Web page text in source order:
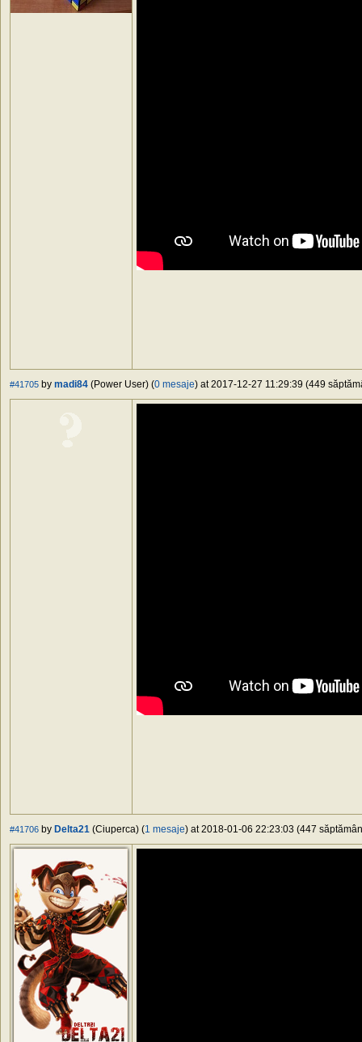
#41705 by madi84 (Power User) (0 mesaje) at 2017-12-27 11:29:39 (449
#41706 by Delta21 (Ciuperca) (1 mesaje) at 2018-01-06 22:23:03 (447